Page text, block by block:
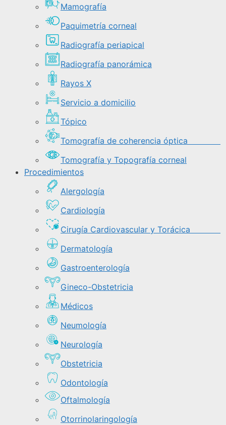
Mamografía
Paquimetría corneal
Radiografía periapical
Radiografía panorámica
Rayos X
Servicio a domicilio
Tópico
Tomografía de coherencia óptica
Tomografía y Topografía corneal
Procedimientos
Alergología
Cardiología
Cirugía Cardiovascular y Torácica
Dermatología
Gastroenterología
Gineco-Obstetricia
Médicos
Neumología
Neurología
Obstetricia
Odontología
Oftalmología
Otorrinolaringología